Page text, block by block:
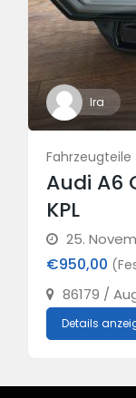
Ira
Fahrzeugteile
Audi A6
KPL
25.
€950,00
86179 /
Details